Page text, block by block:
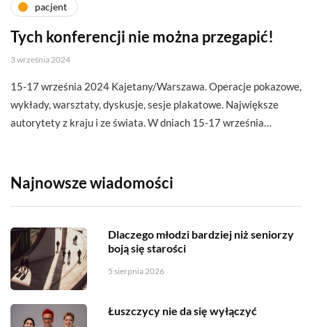
pacjent
Tych konferencji nie można przegapić!
3 września 2024
15-17 września 2024 Kajetany/Warszawa. Operacje pokazowe,
wykłady, warsztaty, dyskusje, sesje plakatowe. Największe
autorytety z kraju i ze świata. W dniach 15-17 września…
Najnowsze wiadomości
Dlaczego młodzi bardziej niż seniorzy
boją się starości
5 sierpnia 2026
Łuszczycy nie da się wyłączyć